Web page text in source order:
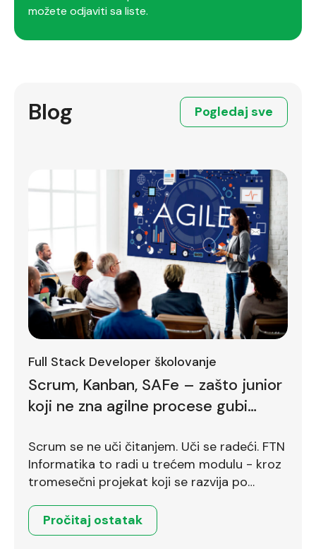
možete odjaviti sa liste.
Blog Pogledaj sve
Full Stack Developer školovanje
Scrum, Kanban, SAFe – zašto junior
koji ne zna agilne procese gubi
Scrum se ne uči čitanjem. Uči se radeći. FTN
Informatika to radi u trećem modulu - kroz
tromesečni projekat koji se razvija po
Pročitaj ostatak